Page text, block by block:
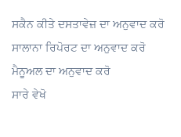
ਸਕੈਨ ਕੀਤੇ ਦਸਤਾਵੇਜ਼ ਦਾ ਅਨੁਵਾਦ ਕਰੋ
ਸਾਲਾਨਾ ਰਿਪੋਰਟ ਦਾ ਅਨੁਵਾਦ ਕਰੋ
ਮੈਨੂਅਲ ਦਾ ਅਨੁਵਾਦ ਕਰੋ
ਸਾਰੇ ਵੇਖੋ